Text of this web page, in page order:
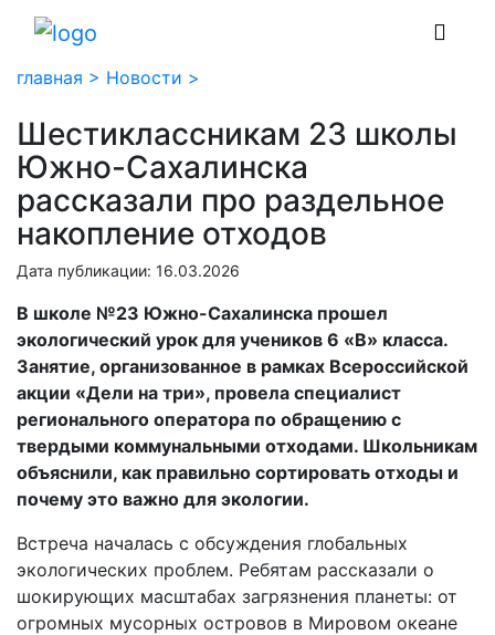
главная > Новости >
Шестиклассникам 23 школы
Южно-Сахалинска
рассказали про раздельное
накопление отходов
Дата публикации: 16.03.2026
В школе №23 Южно-Сахалинска прошел
экологический урок для учеников 6 «В» класса.
Занятие, организованное в рамках Всероссийской
акции «Дели на три», провела специалист
регионального оператора по обращению с
твердыми коммунальными отходами. Школьникам
объяснили, как правильно сортировать отходы и
почему это важно для экологии.
Встреча началась с обсуждения глобальных
экологических проблем. Ребятам рассказали о
шокирующих масштабах загрязнения планеты: от
огромных мусорных островов в Мировом океане